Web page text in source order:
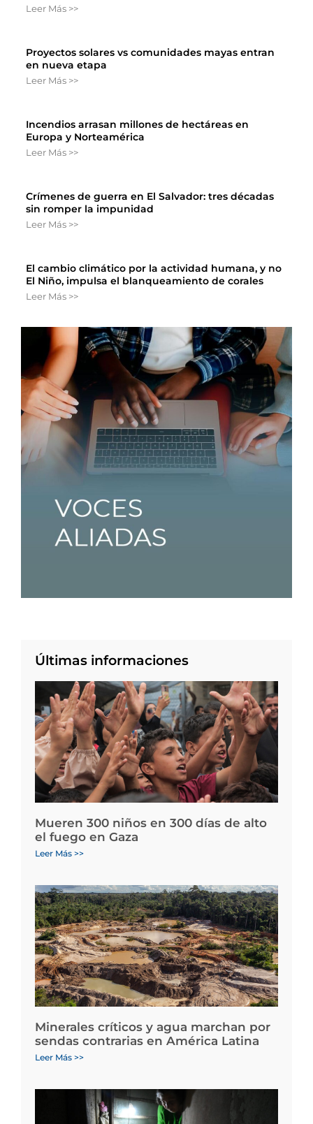
Leer Más >>
Proyectos solares vs comunidades mayas entran
en nueva etapa
Leer Más >>
Incendios arrasan millones de hectáreas en
Europa y Norteamérica
Leer Más >>
Crímenes de guerra en El Salvador: tres décadas
sin romper la impunidad
Leer Más >>
El cambio climático por la actividad humana, y no
El Niño, impulsa el blanqueamiento de corales
Leer Más >>
Últimas informaciones
Mueren 300 niños en 300 días de alto
el fuego en Gaza
Leer Más >>
Minerales críticos y agua marchan por
sendas contrarias en América Latina
Leer Más >>